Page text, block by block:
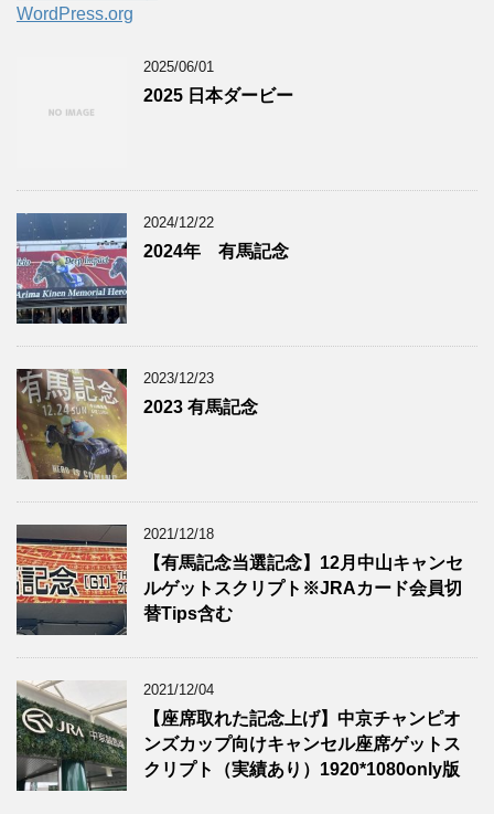
WordPress.org
2025/06/01
2025 日本ダービー
2024/12/22
2024年 有馬記念
2023/12/23
2023 有馬記念
2021/12/18
【有馬記念当選記念】12月中山キャンセ
ルゲットスクリプト※JRAカード会員切
替Tips含む
2021/12/04
【座席取れた記念上げ】中京チャンピオ
ンズカップ向けキャンセル座席ゲットス
クリプト（実績あり）1920*1080only版